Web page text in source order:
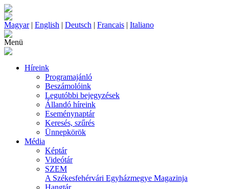
Magyar| English | Deutsch | Francais | Italiano
Menü
Híreink
Programajánló
Beszámolóink
Legutóbbi bejegyzések
Állandó híreink
Eseménynaptár
Keresés, szűrés
Ünnepkörök
Média
Képtár
Videótár
SZEM
A Székesfehérvári Egyházmegye Magazinja
Hangtár